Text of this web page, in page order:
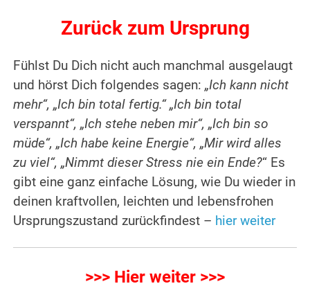
Zurück zum Ursprung
Fühlst Du Dich nicht auch manchmal ausgelaugt
und hörst Dich folgendes sagen:„Ich kann nicht
mehr“, „Ich bin total fertig.“ „Ich bin total
verspannt“, „Ich stehe neben mir“, „Ich bin so
müde“, „Ich habe keine Energie“, „Mir wird alles
zu viel“, „Nimmt dieser Stress nie ein Ende?“ Es
gibt eine ganz einfache Lösung, wie Du wieder in
deinen kraftvollen, leichten und lebensfrohen
Ursprungszustand zurückfindest – hier weiter
>>> Hier weiter >>>